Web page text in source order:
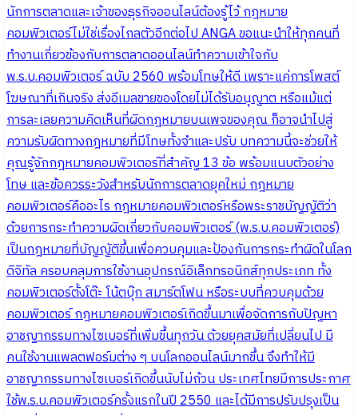
นักการตลาดและเจ้าของธุรกิจออนไลน์ต้องรู้ไว้ กฎหมาย
คอมพิวเตอร์ไม่ใช่เรื่องไกลตัวอีกต่อไป ANGA ขอแนะนำให้ทุกคนที่
ทำงานเกี่ยวข้องกับการตลาดออนไลน์ทำความเข้าใจกับ
พ.ร.บ.คอมพิวเตอร์ ฉบับ 2560 พร้อมโทษให้ดี เพราะแค่การโพสต์
โฆษณาที่เกินจริง ส่งอีเมลขายของโดยไม่ได้รับอนุญาต หรือแม้แต่
การละเลยความคิดเห็นที่ผิดกฎหมายบนเพจของคุณ ก็อาจนำไปสู่
ความรับผิดทางกฎหมายที่มีโทษทั้งจำและปรับ บทความนี้จะช่วยให้
คุณรู้จักกฎหมายคอมพิวเตอร์ที่สำคัญ 13 ข้อ พร้อมแนบตัวอย่าง
โทษ และข้อควรระวังสำหรับนักการตลาดยุคใหม่ กฎหมาย
คอมพิวเตอร์คืออะไร กฎหมายคอมพิวเตอร์หรือพระราชบัญญัติว่า
ด้วยการกระทำความผิดเกี่ยวกับคอมพิวเตอร์ (พ.ร.บ.คอมพิวเตอร์)
เป็นกฎหมายที่บัญญัติขึ้นเพื่อควบคุมและป้องกันการกระทำผิดในโลก
ดิจิทัล ครอบคลุมการใช้งานอุปกรณ์อิเล็กทรอนิกส์ทุกประเภท ทั้ง
คอมพิวเตอร์ตั้งโต๊ะ โน้ตบุ๊ก สมาร์ตโฟน หรือระบบที่ควบคุมด้วย
คอมพิวเตอร์ กฎหมายคอมพิวเตอร์เกิดขึ้นมาเพื่อจัดการกับปัญหา
อาชญากรรมทางไซเบอร์ที่เพิ่มขึ้นทุกวัน ด้วยยุคสมัยที่เปลี่ยนไป มี
คนใช้งานแพลตฟอร์มต่าง ๆ บนโลกออนไลน์มากขึ้น จึงทำให้มี
อาชญากรรมทางไซเบอร์เกิดขึ้นนับไม่ถ้วน ประเทศไทยมีการประกาศ
ใช้พ.ร.บ.คอมพิวเตอร์ครั้งแรกในปี 2550 และได้มีการปรับปรุงเป็น